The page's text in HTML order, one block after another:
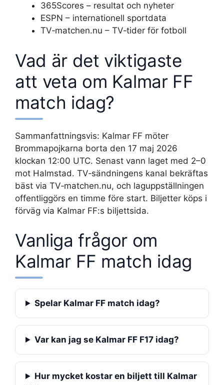
365Scores – resultat och nyheter
ESPN – internationell sportdata
TV‑matchen.nu – TV‑tider för fotboll
Vad är det viktigaste
att veta om Kalmar FF
match idag?
Sammanfattningsvis: Kalmar FF möter
Brommapojkarna borta den 17 maj 2026
klockan 12:00 UTC. Senast vann laget med 2–0
mot Halmstad. TV‑sändningens kanal bekräftas
bäst via TV‑matchen.nu, och laguppställningen
offentliggörs en timme före start. Biljetter köps i
förväg via Kalmar FF:s biljettsida.
Vanliga frågor om
Kalmar FF match idag
Spelar Kalmar FF match idag?
Var kan jag se Kalmar FF F17 idag?
Hur mycket kostar en biljett till Kalmar